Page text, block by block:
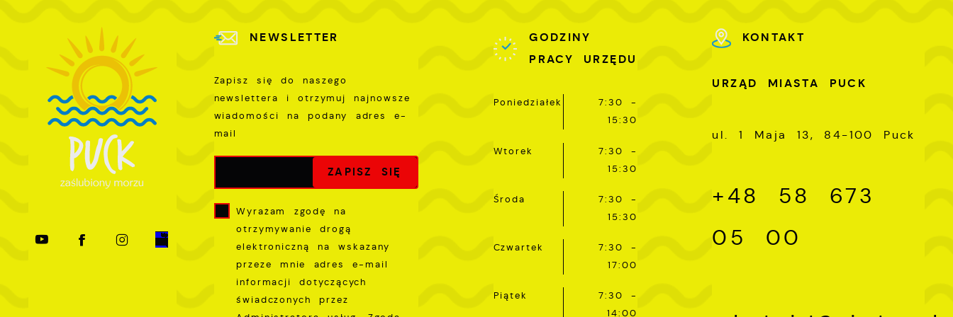
NEWSLETTER
Zapisz się do naszego
newslettera i otrzymuj najnowsze
wiadomości na podany adres e-
mail
Wyrażam zgodę na
otrzymywanie drogą
elektroniczną na wskazany
przeze mnie adres e-mail
informacji dotyczących
świadczonych przez
GODZINY
PRACY URZĘDU
Poniedziałek
7:30 -
15:30
Wtorek
7:30 -
15:30
Środa
7:30 -
15:30
Czwartek
7:30 -
17:00
Piątek
7:30 -
14:00
KONTAKT
URZĄD MIASTA PUCK
ul. 1 Maja 13, 84-100 Puck
+48 58 673
05 00
Twoich zwyczajów dotyczących przeglądanej witryny
internetowej. Treści promocyjne mogą pojawić się na
partnerami oraz innych dostawców usług. Firmy te działają
w charakterze pośredników prezentujących nasze treści w
postaci wiadomości, ofert, komunikatów mediów